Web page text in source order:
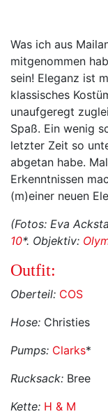
Was ich aus
mitgenommen
sein! Eleganz ist
klassisches
unaufgeregt
Spaß. Ein wenig
letzter Zeit so
abgetan habe.
Erkenntnissen
(m)einer neuen
(Fotos: Eva
10*. Objektiv:
Outfit:
Oberteil: COS
Hose: Christies
Pumps: Clarks*
Rucksack: Bree
Kette: H & M